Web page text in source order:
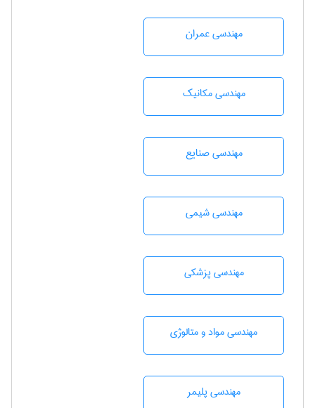
مهندسی عمران
مهندسی مکانیک
مهندسی صنايع
مهندسي شيمی
مهندسی پزشکی
مهندسی مواد و متالوژی
مهندسی پليمر